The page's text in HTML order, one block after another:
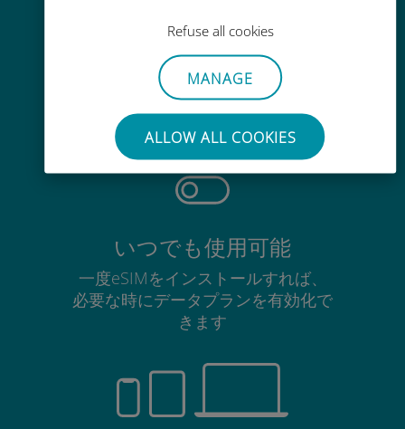
Refuse all cookies
MANAGE
ALLOW ALL COOKIES
手間いらず
使用中のSIMカードを抜き差しする
必要はありません
いつでも使用可能
一度eSIMをインストールすれば、
必要な時にデータプランを有効化で
きます